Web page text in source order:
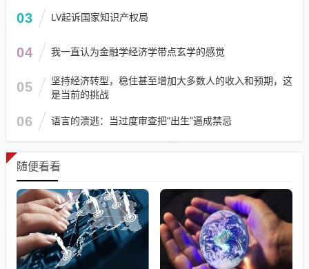
03 LV起诉国家知识产权局
04 我一直认为金融学经济学带点玄学的感觉
05
坚持经济转型，稳住甚至增加大多数人的收入和预期，这
是当前的挑战
06 语言的溃逃：当过度审查把“出生”逼成禁忌
随便看看